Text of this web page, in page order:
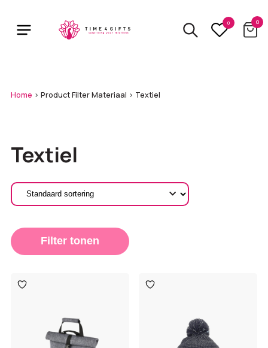
main
0 0
Home > Product Filter Materiaal > Textiel
Textiel
Filter tonen
Toevoegen
aan
Toevoegen
aan